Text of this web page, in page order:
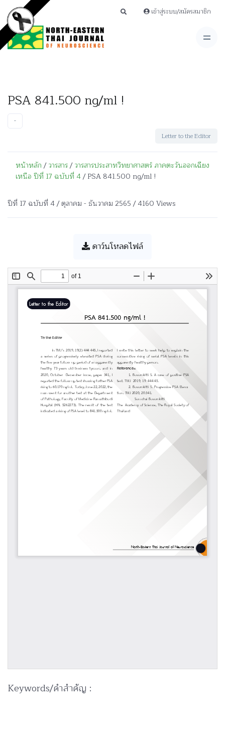
เข้าสู่ระบบ/สมัครสมาชิก
PSA 841.500 ng/ml !
-
Letter to the Editor
หน้าหลัก/วารสาร/วารสารประสาทวิทยาศาสตร์ ภาคตะวันออกเฉียง
เหนือ ปีที่ 17 ฉบับที่ 4/ PSA 841.500 ng/ml !
ปีที่ 17 ฉบับที่ 4 / ตุลาคม - ธันวาคม 2565 / 4160 Views
ดาว์นโหลดไฟล์
Keywords/คำสำคัญ :